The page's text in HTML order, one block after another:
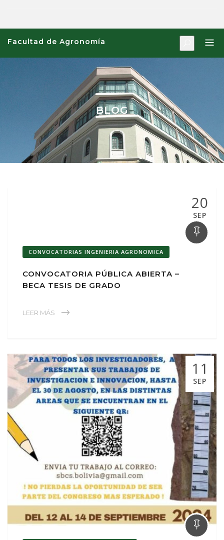
contenido
Facultad de Agronomía
BLOG
20
SEP
CONVOCATORIAS INGENIERIA AGRONOMICA
CONVOCATORIA PÚBLICA ABIERTA –
BECA TESIS DE GRADO
LEER MÁS
11
SEP